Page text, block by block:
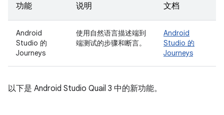
功能 说明 文档
Android
Studio 的
Journeys
使用自然语言描述端到
端测试的步骤和断言。
Android
Studio 的
Journeys
以下是 Android Studio Quail 3 中的新功能。